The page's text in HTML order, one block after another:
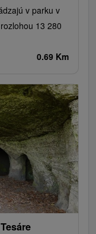
v parku v
13 280
0.69 Km